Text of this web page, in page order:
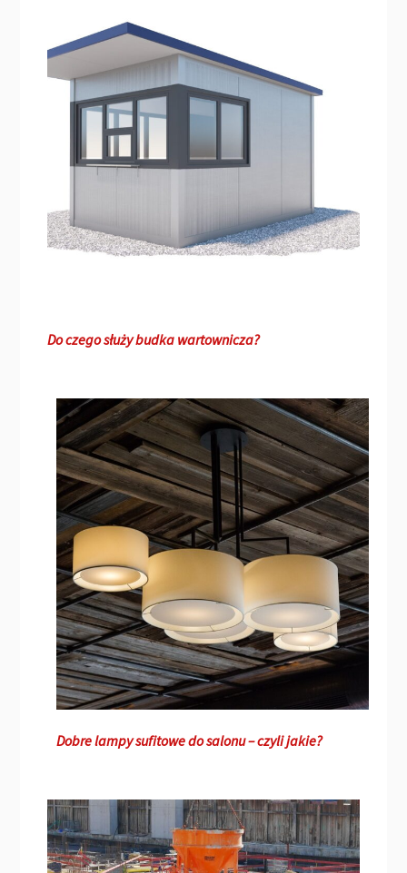
Do czego służy budka wartownicza?
Dobre lampy sufitowe do salonu – czyli jakie?